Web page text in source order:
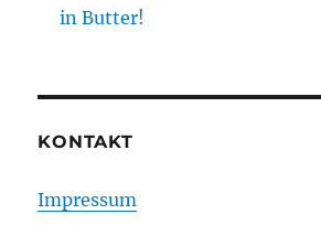
in Butter!
KONTAKT
Impressum